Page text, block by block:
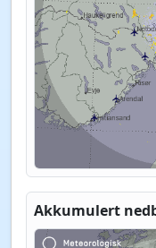
Akkumulert